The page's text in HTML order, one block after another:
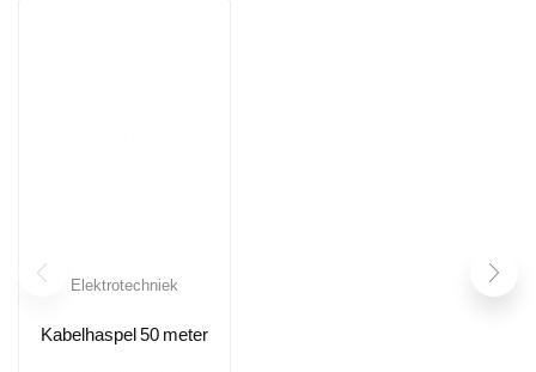
Elektrotechniek
Kabelhaspel 50 meter